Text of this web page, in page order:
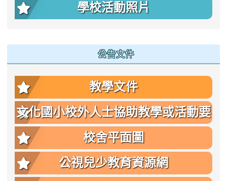
學校活動照片
公告文件
教學文件
文化國小校外人士協助教學或活動要
點
校舍平面圖
公視兒少教育資源網